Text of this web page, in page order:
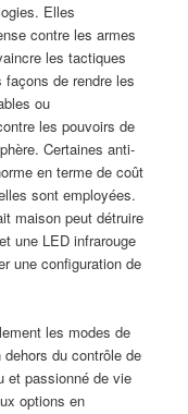
Elles
contre les armes
les tactiques
façons de rendre les
ou
les pouvoirs de
Certaines anti-
en terme de coût
sont employées.
maison peut détruire
une LED infrarouge
une configuration de
les modes de
du contrôle de
et passionné de vie
options en